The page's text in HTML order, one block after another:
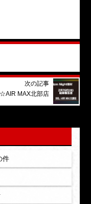
次の記事
MAX北部店
件